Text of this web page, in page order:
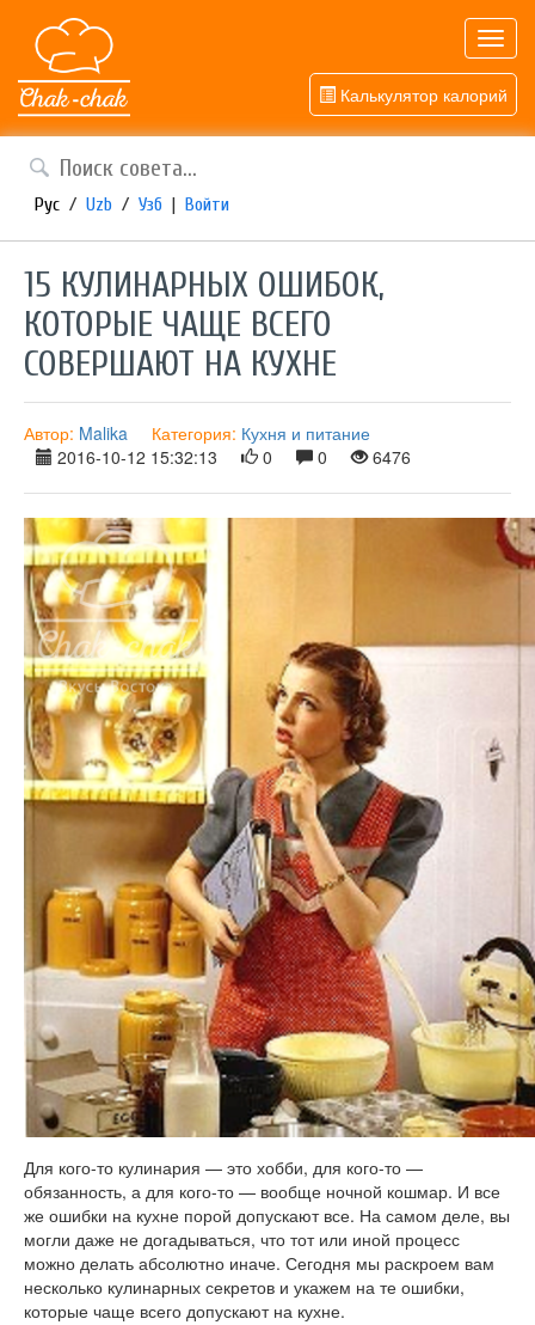
Калькулятор калорий
Рус / Uzb / Узб | Войти
15 КУЛИНАРНЫХ ОШИБОК,
КОТОРЫЕ ЧАЩЕ ВСЕГО
СОВЕРШАЮТ НА КУХНЕ
Автор: Malika Категория: Кухня и питание
2016-10-12 15:32:13
0 0 6476
Для кого-то кулинария — это хобби, для кого-то —
обязанность, а для кого-то — вообще ночной кошмар. И все
же ошибки на кухне порой допускают все. На самом деле, вы
могли даже не догадываться, что тот или иной процесс
можно делать абсолютно иначе. Сегодня мы раскроем вам
несколько кулинарных секретов и укажем на те ошибки,
которые чаще всего допускают на кухне.